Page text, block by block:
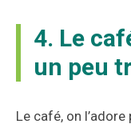
4. Le
un peu
Le café, on